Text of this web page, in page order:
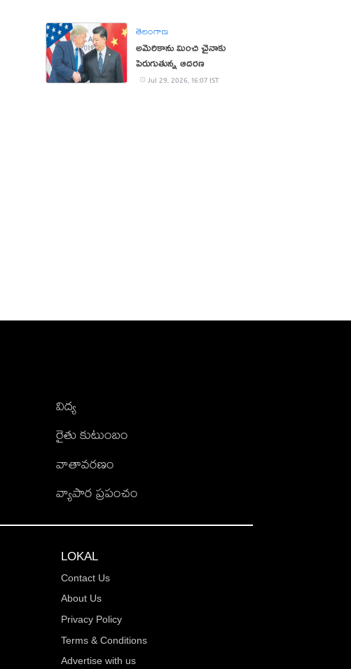
తెలంగాణ
అమెరికాను మించి చైనాకు
పెరుగుతున్న ఆదరణ
Jul 29, 2026, 16:07 IST
విద్య
రైతు కుటుంబం
వాతావరణం
వ్యాపార ప్రపంచం
LOKAL
Contact Us
About Us
Privacy Policy
Terms & Conditions
Advertise with us